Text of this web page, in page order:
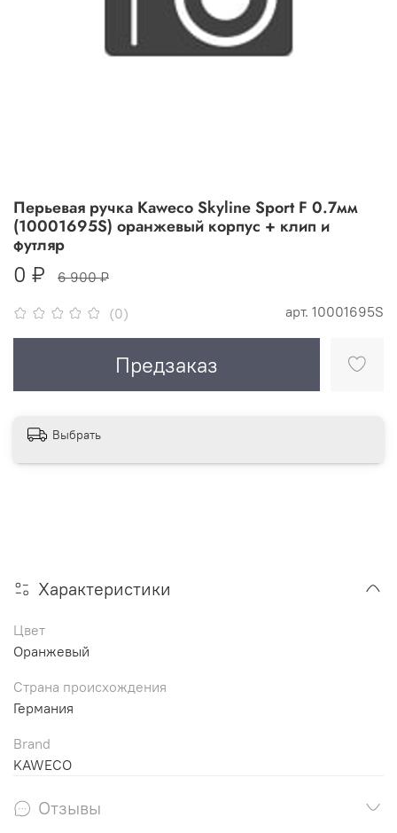
(0) арт. 10001695S
Перьевая ручка Kaweco Skyline Sport F 0.7мм
(10001695S) оранжевый корпус + клип и
футляр
0 ₽ 6 900 ₽
Предзаказ
Выбрать
Характеристики
Цвет
Оранжевый
Страна происхождения
Германия
Brand
KAWECO
Отзывы